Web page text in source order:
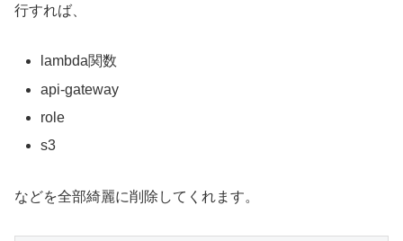
行すれば、
lambda関数
api-gateway
role
s3
などを全部綺麗に削除してくれます。